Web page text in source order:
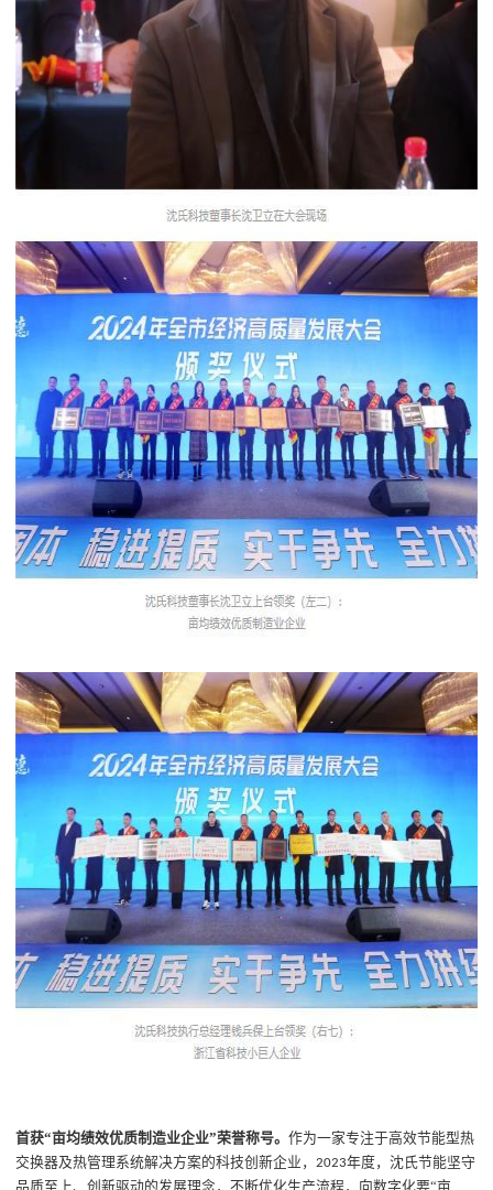
首获“亩均绩效优质制造业企业”荣誉称号。作为一家专注于高效节能型热
交换器及热管理系统解决方案的科技创新企业，2023年度，沈氏节能坚守